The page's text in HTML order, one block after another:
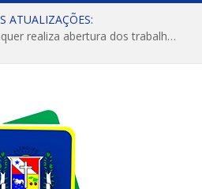
ATUALIZAÇÕES:
Câmara Municipal de Alenquer realiza abertura dos trabalhos do 4º Período Legislativo